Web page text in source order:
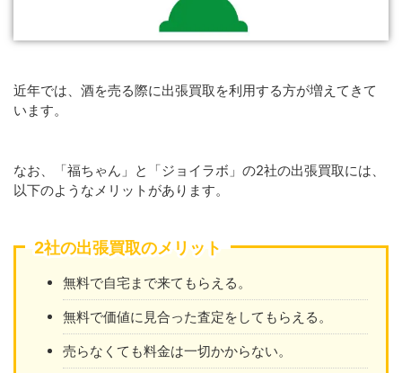
近年では、酒を売る際に出張買取を利用する方が増えてきて
います。
なお、「福ちゃん」と「ジョイラボ」の2社の出張買取には、
以下のようなメリットがあります。
2社の出張買取のメリット
無料で自宅まで来てもらえる。
無料で価値に見合った査定をしてもらえる。
売らなくても料金は一切かからない。